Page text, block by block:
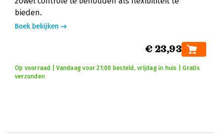
bieden.
Boek bekijken
€ 23,93
Op voorraad | Vandaag voor 21:00 besteld, vrijdag in huis | Gratis
verzonden